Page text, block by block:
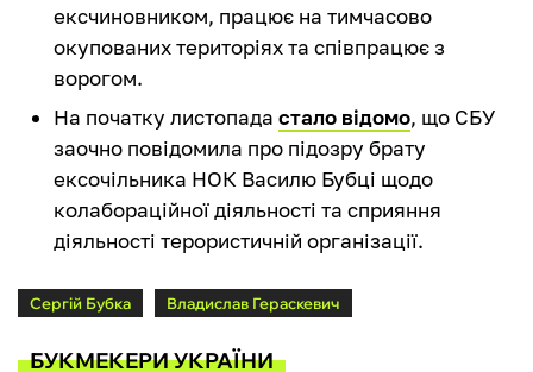
ексчиновником, працює на тимчасово
окупованих територіях та співпрацює з
ворогом.
На початку листопада стало відомо, що СБУ
заочно повідомила про підозру брату
ексочільника НОК Василю Бубці щодо
колабораційної діяльності та сприяння
діяльності терористичній організації.
Сергій Бубка Владислав Гераскевич
БУКМЕКЕРИ УКРАЇНИ